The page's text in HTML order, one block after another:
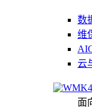
数
维
云
面